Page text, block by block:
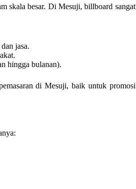
skala besar. Di Mesuji, billboard sangat
jasa.
hingga bulanan).
di Mesuji, baik untuk promosi